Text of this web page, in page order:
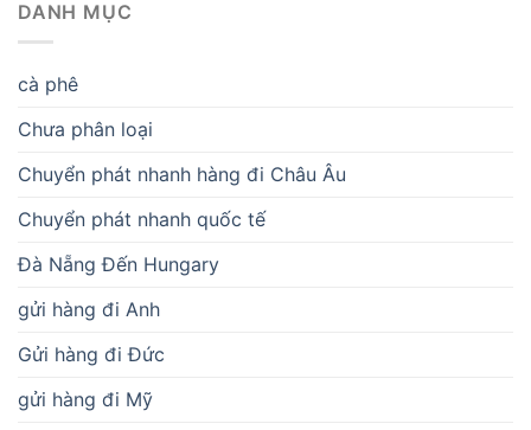
DANH MỤC
cà phê
Chưa phân loại
Chuyển phát nhanh hàng đi Châu Âu
Chuyển phát nhanh quốc tế
Đà Nẵng Đến Hungary
gửi hàng đi Anh
Gửi hàng đi Đức
gửi hàng đi Mỹ